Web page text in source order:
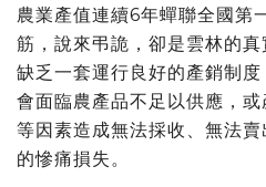
農業產值連續6年蟬聯全國第
筋，說來弔詭，卻是雲林的真
缺乏一套運行良好的產銷制
會面臨農產品不足以供應，
等因素造成無法採收、無法
的慘痛損失。